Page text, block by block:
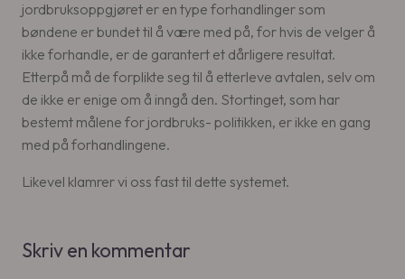
jordbruksoppgjøret er en type forhandlinger som
bøndene er bundet til å være med på, for hvis de velger å
ikke forhandle, er de garantert et dårligere resultat.
Etterpå må de forplikte seg til å etterleve avtalen, selv om
de ikke er enige om å inngå den. Stortinget, som har
bestemt målene for jordbruks- politikken, er ikke en gang
med på forhandlingene.
Likevel klamrer vi oss fast til dette systemet.
Skriv en kommentar